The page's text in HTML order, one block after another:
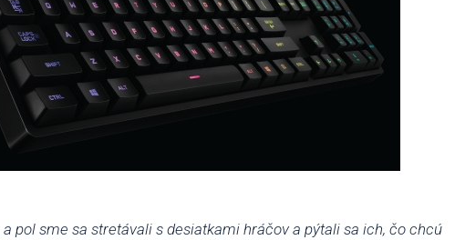
pol sme sa stretávali s desiatkami hráčov a pýtali sa ich, čo chcú